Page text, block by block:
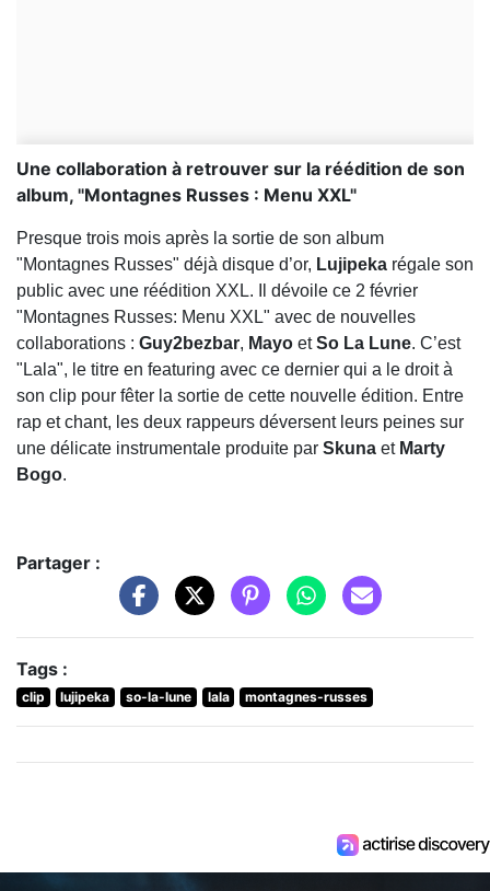
Une collaboration à retrouver sur la réédition de son
album, "Montagnes Russes : Menu XXL"
Presque trois mois après la sortie de son album
"Montagnes Russes" déjà disque d’or, Lujipeka régale son
public avec une réédition XXL. Il dévoile ce 2 février
"Montagnes Russes: Menu XXL" avec de nouvelles
collaborations : Guy2bezbar, Mayo etSo La Lune. C’est
"Lala", le titre en featuring avec ce dernier qui a le droit à
son clip pour fêter la sortie de cette nouvelle édition. Entre
rap et chant, les deux rappeurs déversent leurs peines sur
une délicate instrumentale produite par Skuna et Marty
Bogo.
Partager :
Tags :
clip lujipeka so-la-lune lala montagnes-russes